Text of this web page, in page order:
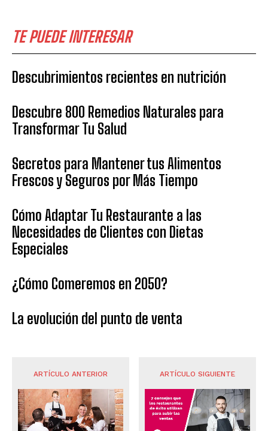
TE PUEDE INTERESAR
Descubrimientos recientes en nutrición
Descubre 800 Remedios Naturales para
Transformar Tu Salud
Secretos para Mantener tus Alimentos
Frescos y Seguros por Más Tiempo
Cómo Adaptar Tu Restaurante a las
Necesidades de Clientes con Dietas
Especiales
¿Cómo Comeremos en 2050?
La evolución del punto de venta
ARTÍCULO ANTERIOR ARTÍCULO SIGUIENTE